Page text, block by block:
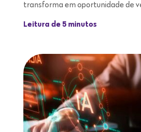
transforma em oportunidade de
Leitura de 5 minutos